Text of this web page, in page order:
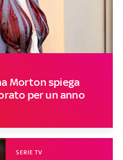
Morton spiega
per un anno
SERIE TV